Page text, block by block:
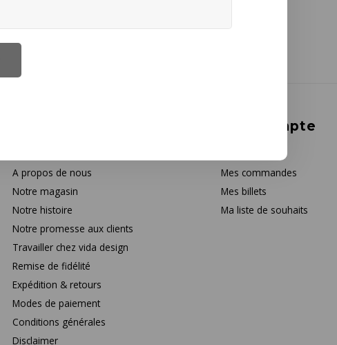
A propos de nous
Notre magasin
Notre histoire
Notre promesse aux clients
Travailler chez vida design
Remise de fidélité
Expédition & retours
Modes de paiement
Conditions générales
Disclaimer
Mon compte
Mes commandes
Mes billets
Ma liste de souhaits